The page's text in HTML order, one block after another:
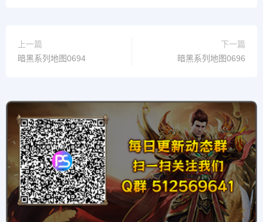
上一篇
暗黑系列地图0694
下一篇
暗黑系列地图0696